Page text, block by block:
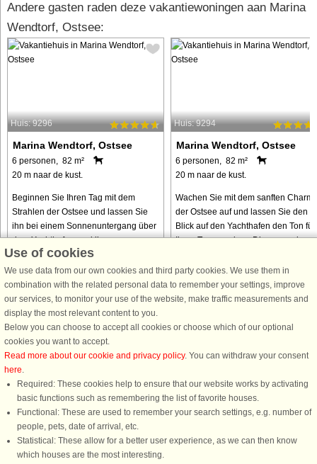
Andere gasten raden deze vakantiewoningen aan Marina
Wendtorf, Ostsee:
Huis: 9296
Marina Wendtorf, Ostsee
6 personen, 82 m²
20 m naar de kust.
Beginnen Sie Ihren Tag mit dem
Strahlen der Ostsee und lassen Sie
ihn bei einem Sonnenuntergang über
dem Yachthafen ausklingen – ganz
bequem von Ihrem privaten Balkon
aus. Dieses moderne und
einladende ...
van € 475
Huis: 9294
Marina Wendtorf, Ostsee
6 personen, 82 m²
20 m naar de kust.
Wachen Sie mit dem sanften
der Ostsee auf und lassen Sie den
Blick auf den Yachthafen den Ton für
Ihren Tag angeben. Dieses moderne
einzigartige Mischung aus ...
van € 564
DanCenter A/S - Kronprinsensgade 3, 2. - 1114 København K - Danmark
Tel.: +45 70 13 00 00 - Fax.: +45 70 13 70 70 - CVR: 67324013
Danske Bank Copenhagen - IBAN: DK35 3000 4073 0424 53 - BIC/Swift Code :
Use of cookies
We use data from our own cookies and third party cookies. We use them in
combination with the related personal data to remember your settings, improve
our services, to monitor your use of the website, make traffic measurements and
display the most relevant content to you.
Below you can choose to accept all cookies or choose which of our optional
cookies you want to accept.
Read more about our cookie and privacy policy. You can withdraw your consent
here.
Required: These cookies help to ensure that our website works by activating
basic functions such as remembering the list of favorite houses.
Functional: These are used to remember your search settings, e.g. number of
people, pets, date of arrival, etc.
Statistical: These allow for a better user experience, as we can then know
which houses are the most interesting.